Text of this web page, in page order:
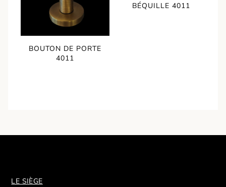
BOUTON DE PORTE
4011
BÉQUILLE 4011
LE SIÈGE